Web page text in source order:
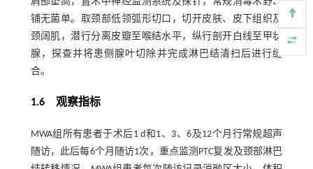
铺无菌单。取颈部低领弧形切口，切开皮肤、皮下组织及
颈阔肌，潜行分离皮瓣至喉结水平，纵行剖开白线至甲状
腺，探查并将患侧腺叶切除并完成淋巴结清扫后进行缝
合。
1.6 观察指标
MWA组所有患者于术后1 d和1、3、6及12个月行常规超声
随访，此后每6个月随访1次，重点监测PTC复发及颈部淋巴